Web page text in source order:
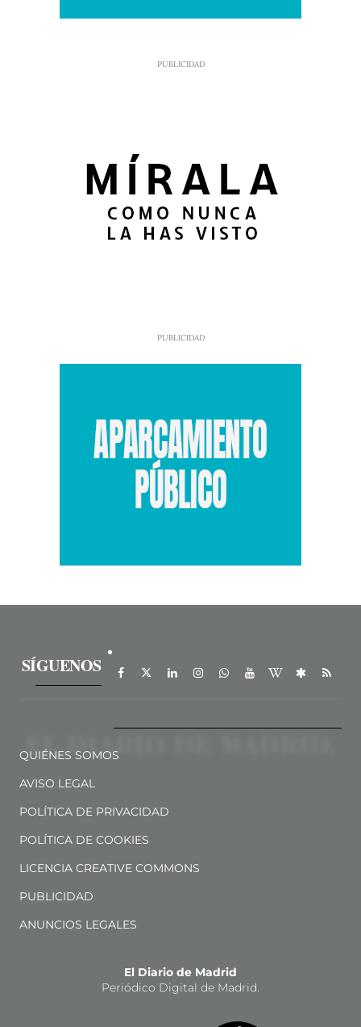
SÍGUENOS
QUIÉNES SOMOS
AVISO LEGAL
POLÍTICA DE PRIVACIDAD
POLÍTICA DE COOKIES
LICENCIA CREATIVE COMMONS
PUBLICIDAD
ANUNCIOS LEGALES
El Diario de Madrid
Periódico Digital de Madrid.